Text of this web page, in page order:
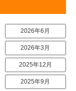
2026年6月
2026年3月
2025年12月
2025年9月